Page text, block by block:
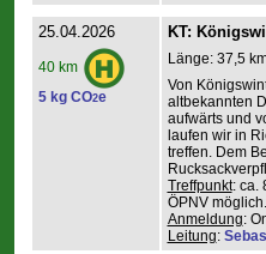
25.04.2026
40 km
5 kg CO2e
KT:
Länge: 37,5
Von
altbekannten
aufwärts und
laufen wir in
treffen. Dem
Treffpunkt: ca.
ÖPNV
Anmeldung:
Leitung: